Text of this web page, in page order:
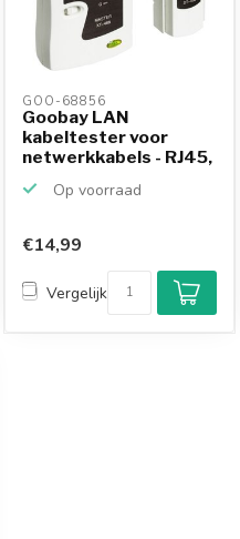
GOO-68856
Goobay LAN
kabeltester voor
netwerkkabels - RJ45,
Op voorraad
€14,99
Vergelijk